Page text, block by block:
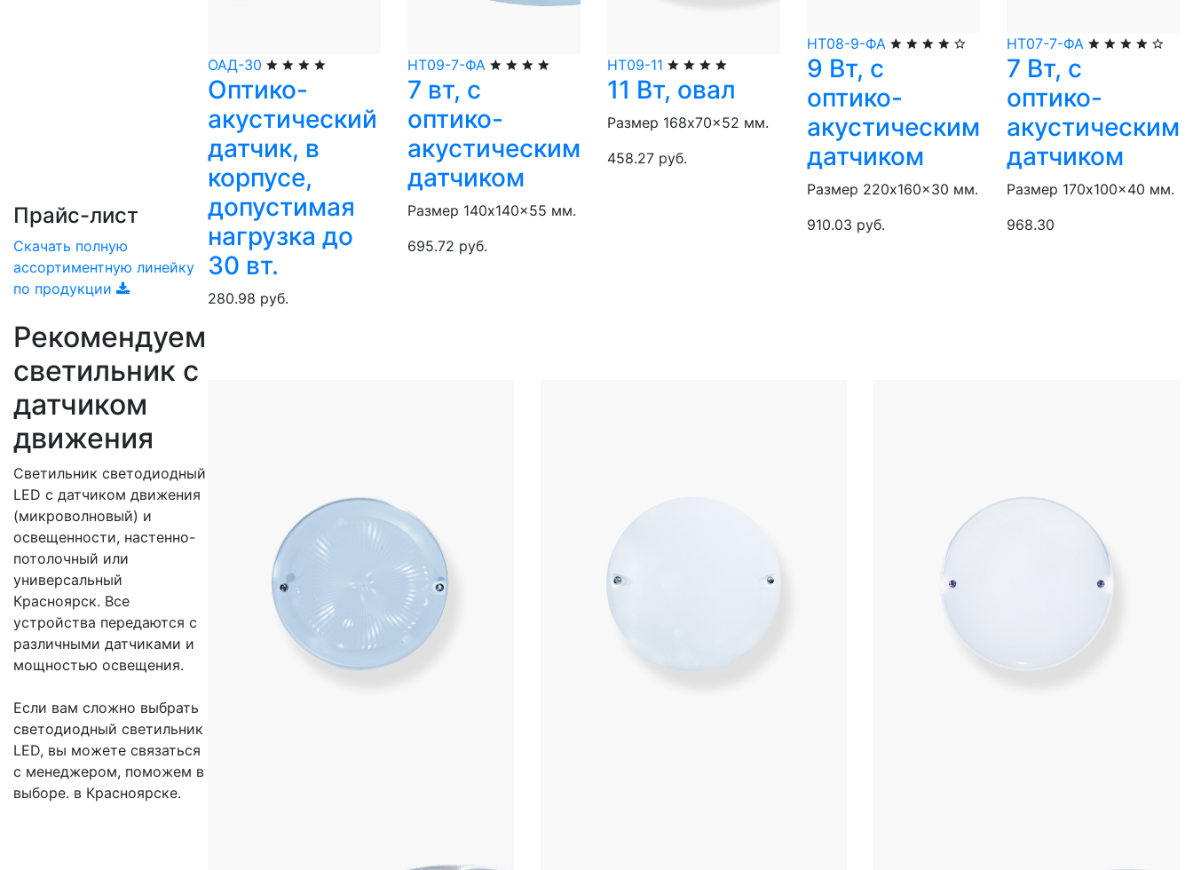
Прайс-лист
Скачать полную
ассортиментную линейку
по продукции
Рекомендуем
светильник с
датчиком
движения
Светильник светодиодный
LED с датчиком движения
(микроволновый) и
освещенности, настенно-
потолочный или
универсальный
Красноярск. Все
устройства передаются с
различными датчиками и
мощностью освещения.
Если вам сложно выбрать
светодиодный светильник
LED, вы можете связаться
с менеджером, поможем в
выборе. в Красноярске.
ОАД-30
Оптико-
акустический
датчик, в
корпусе,
допустимая
нагрузка до
30 вт.
280.98 руб.
НТ09-7-ФА
7 вт, с
оптико-
акустическим
датчиком
Размер 140x140x55 мм.
695.72 руб.
НТ09-11
11 Вт, овал
Размер 168x70x52 мм.
458.27 руб.
НТ08-9-ФА
9 Вт, с
оптико-
акустическим
датчиком
Размер 220x160x30 мм.
910.03 руб.
НТ07-7-ФА
7 Вт, с
оптико-
акустическим
датчиком
Размер 170x100x40 мм.
968.30